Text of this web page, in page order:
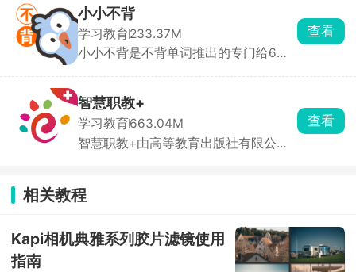
成各种奇怪形状，排版超自由。里面有
好多现成模板和贴纸。写完能导出，还
能云同步备份。界面干净好看，日常记
日记、做手账、写笔记都合适，喜欢手
小小不背
学习教育233.37M
小小不背是不背单词推出的专门给6到
用图片、原声例句理解单词。还有AI纠
正发音，有音节拼写、键盘拼写、手写
拼写多种练习。家长可以查看每日学习
时长、掌握情况，自动接收学情报告，
查看
智慧职教+
学习教育663.04M
智慧职教+由高等教育出版社有限公司
活动效果，既能帮助教师们轻松地管理
学生和课程，在平台上直接布置和批改
生们在课外之余勤能补拙，随时随地进
行提问，更好的进行学习。
查看
相关教程
Kapi相机典雅系列胶片滤镜使用
指南